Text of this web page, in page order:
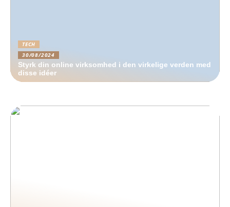
TECH
30/08/2024
Styrk din online virksomhed i den virkelige verden med
disse idéer